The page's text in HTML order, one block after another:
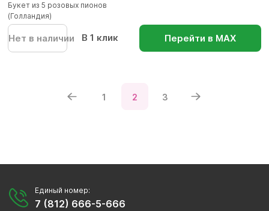
Букет из 5 розовых пионов
(Голландия)
Нет в наличии В 1 клик Перейти в МАХ
1 2 3
Единый номер:
7 (812) 666-5-666